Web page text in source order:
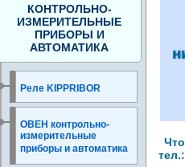
КОНТРОЛЬНО-
ИЗМЕРИТЕЛЬНЫЕ
ПРИБОРЫ И
АВТОМАТИКА
Реле KIPPRIBOR
ОВЕН контрольно-
измерительные
приборы и автоматика